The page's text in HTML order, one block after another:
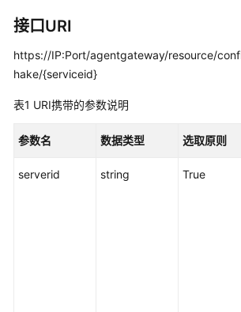
说
开
发
南
API
接口URI
https://IP:Port/agentgateway/resource/
hake/{serviceid}
表1 URI携带的参数说明
参数名 数据类型 选取原则
serverid string True